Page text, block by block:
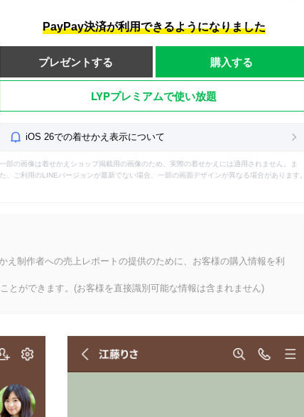
PayPay決済が利用できるようになりました
プレゼントする 購入する
LYPプレミアムで使い放題
iOS 26での着せかえ表示について
一部の画像は着せかえショップ掲載用の画像のため、実際の着せかえには適用されません。ま
た、ご利用のLINEバージョンが最新でない場合、一部の画面デザインが異なる場合があります。
え制作者への売上レポートの提供のために、お客様の購入情報を利
とができます。(お客様を直接識別可能な情報は含まれません)